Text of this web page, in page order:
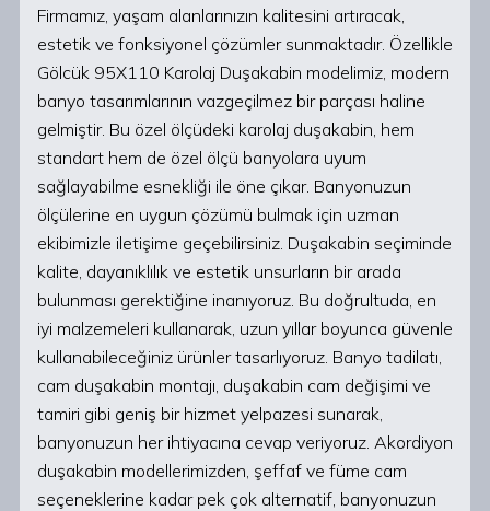
Firmamız, yaşam alanlarınızın kalitesini artıracak,
estetik ve fonksiyonel çözümler sunmaktadır. Özellikle
Gölcük 95X110 Karolaj Duşakabin modelimiz, modern
banyo tasarımlarının vazgeçilmez bir parçası haline
gelmiştir. Bu özel ölçüdeki karolaj duşakabin, hem
standart hem de özel ölçü banyolara uyum
sağlayabilme esnekliği ile öne çıkar. Banyonuzun
ölçülerine en uygun çözümü bulmak için uzman
ekibimizle iletişime geçebilirsiniz. Duşakabin seçiminde
kalite, dayanıklılık ve estetik unsurların bir arada
bulunması gerektiğine inanıyoruz. Bu doğrultuda, en
iyi malzemeleri kullanarak, uzun yıllar boyunca güvenle
kullanabileceğiniz ürünler tasarlıyoruz. Banyo tadilatı,
cam duşakabin montajı, duşakabin cam değişimi ve
tamiri gibi geniş bir hizmet yelpazesi sunarak,
banyonuzun her ihtiyacına cevap veriyoruz. Akordiyon
duşakabin modellerimizden, şeffaf ve füme cam
seçeneklerine kadar pek çok alternatif, banyonuzun